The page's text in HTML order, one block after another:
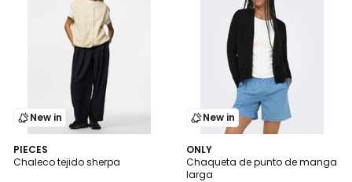
New in
PIECES
Chaleco tejido sherpa
3
Colores
New in
ONLY
Chaqueta de punto de manga
larga